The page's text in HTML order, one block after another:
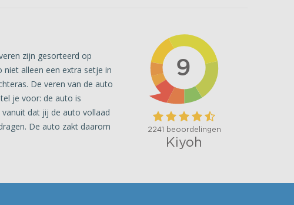
zijn gesorteerd op
alleen een extra setje in
De veren van de auto
je voor: de auto is
dat jij de auto vollaad
De auto zakt daarom